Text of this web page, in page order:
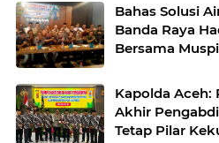
Bahas Solusi
Banda Raya
Bersama
Kapolda Aceh:
Akhir
Tetap Pilar